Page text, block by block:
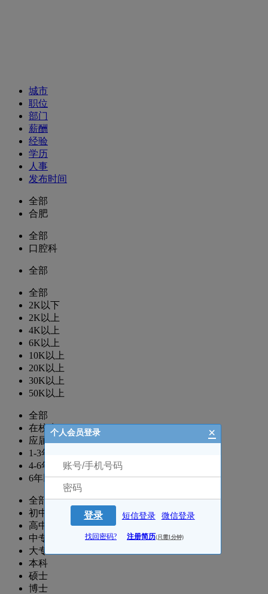
城市
职位
部门
薪酬
经验
学历
人事
发布时间
全部
合肥
全部
口腔科
全部
全部
2K以下
2K以上
4K以上
6K以上
10K以上
20K以上
30K以上
50K以上
全部
在校生
应届生
1-3年
4-6年
6年以上
全部
初中
高中
中专
大专
本科
硕士
博士
个人会员登录 ×
登录 短信登录 微信登录
找回密码? 注册简历(只需1分钟)